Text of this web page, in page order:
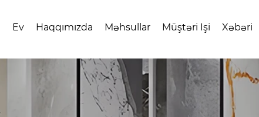
Ev Haqqımızda Məhsullar Müştəri Işi Xəbəri